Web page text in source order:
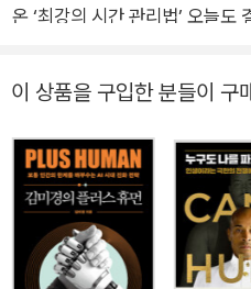
온 ‘최강의 시간 관리법’ 오늘도 결국 일을 미루고 말았다. 월, 화,
료들은 불금을 즐기기 위해 퇴근
은 명쾌한 답을 준다. 바로 시간
저자 나카지마 사토시는 우리에
스 오른쪽 클릭’ ‘드래그 앤 드
전 세계적 히트 상품 ‘윈도우95’
러3.0’과 ‘인터넷 익스플로러
이 상품을 구입한 분들이 구